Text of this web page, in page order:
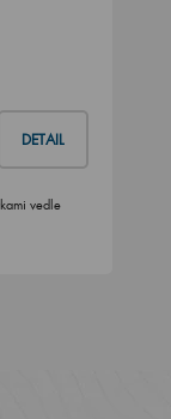
DETAIL
vedle